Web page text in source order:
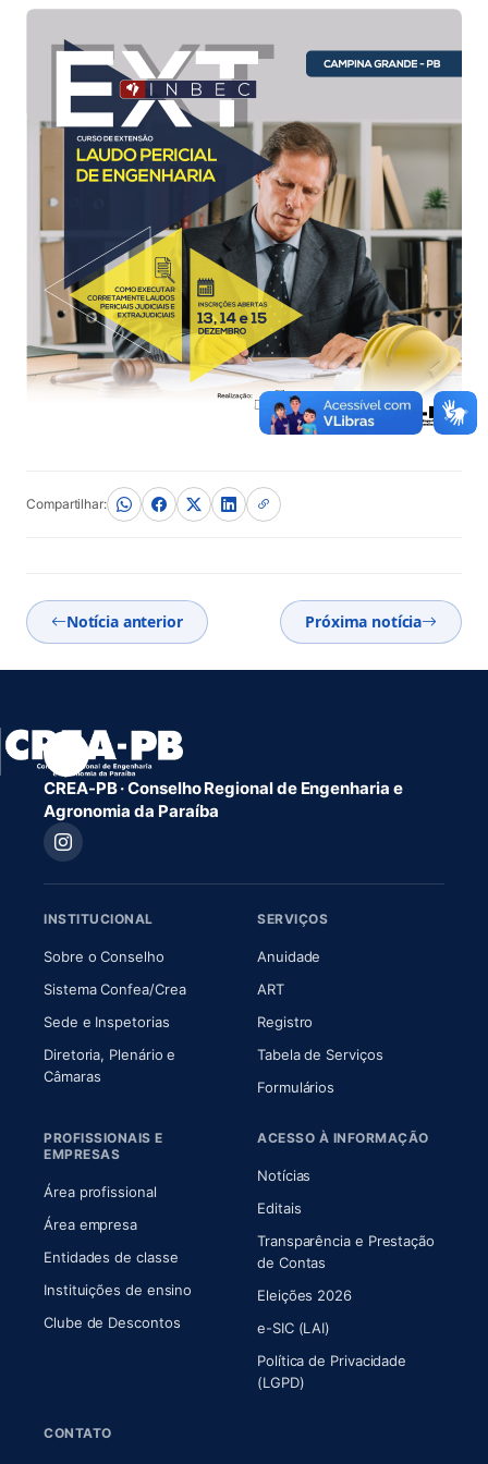
Compartilhar:
Notícia anterior Próxima notícia
CREA-PB · Conselho Regional de Engenharia e
Agronomia da Paraíba
INSTITUCIONAL
Sobre o Conselho(abre em nova aba)
Sistema Confea/Crea(abre em nova aba)
Sede e Inspetorias
Diretoria, Plenário e
Câmaras(abre em nova aba)
SERVIÇOS
Anuidade
ART(abre em nova aba)
Registro
Tabela de Serviços
Formulários
PROFISSIONAIS E
EMPRESAS
Área profissional
Área empresa
Entidades de classe
Instituições de ensino
Clube de Descontos
ACESSO À INFORMAÇÃO
Notícias
Editais
Transparência e Prestação
de Contas
Eleições 2026
e-SIC (LAI)
Política de Privacidade
(LGPD)
CONTATO